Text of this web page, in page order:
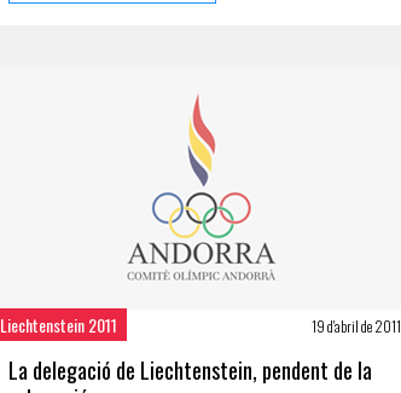
Liechtenstein 2011 19 d'abril de 2011
La delegació de Liechtenstein, pendent de la